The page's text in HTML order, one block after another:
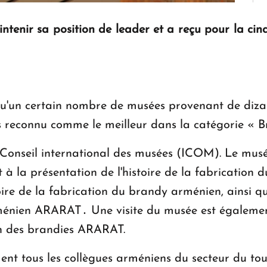
sa position de leader et a reçu pour la
certain nombre de musées provenant de
reconnu comme le meilleur dans la catégorie «
international des musées (ICOM). Le
à la présentation de l'histoire de la fabrication
de la fabrication du brandy arménien, ainsi
ARARAT․ Une visite du musée est
brandies ARARAT.
tous les collègues arméniens du secteur du